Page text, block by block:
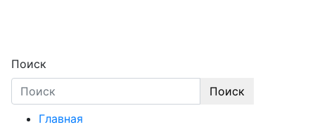
Секреты звёзд
Новости, истории звёзд шоу-бизнеса,
Поиск
Поиск
Главная